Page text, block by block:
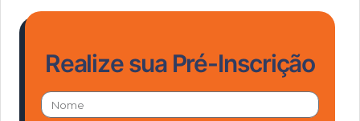
Realize sua Pré-Inscrição